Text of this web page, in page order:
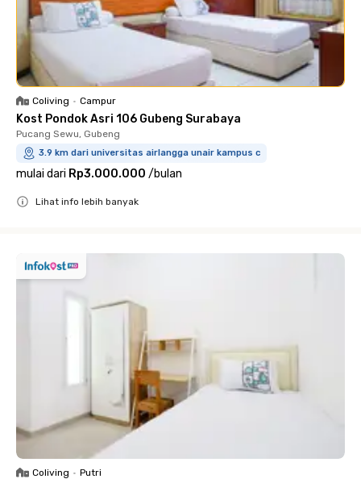
Coliving • Campur
Kost Pondok Asri 106 Gubeng Surabaya
Pucang Sewu, Gubeng
3.9 km dari universitas airlangga unair kampus c
mulai dari Rp3.000.000 /bulan
Lihat info lebih banyak
Coliving • Putri